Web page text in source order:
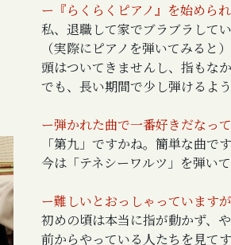
ー『らくらくピアノ』を始めら
私、退職して家でブラブラして
（実際にピアノを弾いてみると
頭はついてきませんし、指もな
でも、長い期間で少し弾けるよ
ー弾かれた曲で一番好きだなっ
「第九」ですかね。簡単な曲で
今は「テネシーワルツ」を弾い
ー難しいとおっしゃっています
初めの頃は本当に指が動かず、
前からやっている人たちを見て